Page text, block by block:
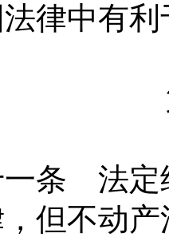
律中有
条 法定
但不动